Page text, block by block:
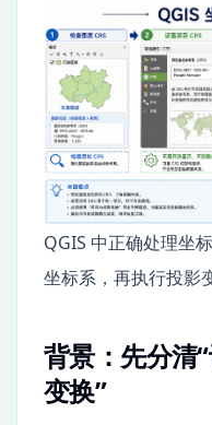
QGIS 中正确处理坐
坐标系，再执行投影
背景：先分清
变换”